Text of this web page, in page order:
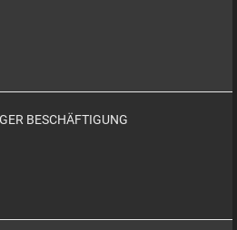
BESCHÄFTIGUNG